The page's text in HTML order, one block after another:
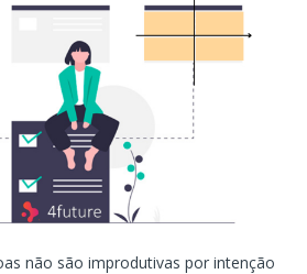
não são improdutivas por intenção